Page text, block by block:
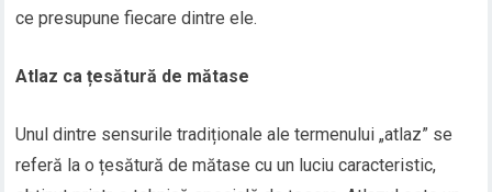
ce presupune fiecare dintre ele.
Atlaz ca țesătură de mătase
Unul dintre sensurile tradiționale ale termenului „atlaz” se
referă la o țesătură de mătase cu un luciu caracteristic,